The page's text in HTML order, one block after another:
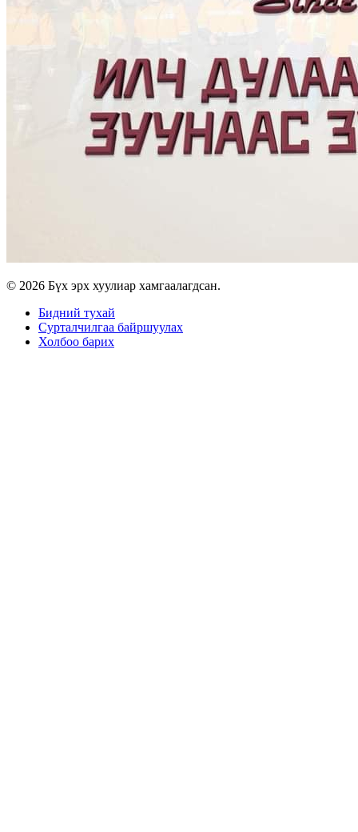
© 2026 Бүх эрх хуулиар хамгаалагдсан.
Бидний тухай
Сурталчилгаа байршуулах
Холбоо барих